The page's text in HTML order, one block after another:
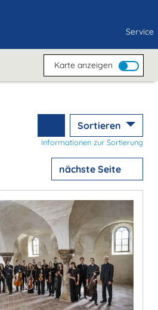
Service
Karte anzeigen
Sortieren
Informationen zur Sortierung
nächste Seite